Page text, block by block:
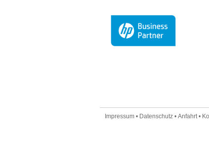
Impressum • Datenschutz • Anfahrt•